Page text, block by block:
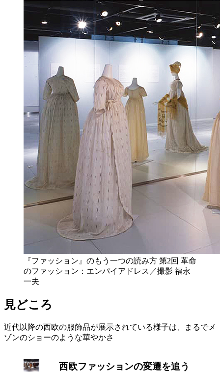
『ファッション』のもう一つの読み方 第2回 革命
のファッション：エンパイアドレス／撮影 福永
一夫
見どころ
近代以降の西欧の服飾品が展示されている様子は、まるでメ
ゾンのショーのような華やかさ
西欧ファッションの変遷を追う